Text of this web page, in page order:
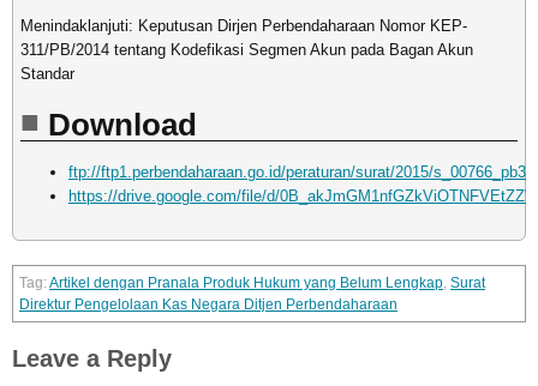
Menindaklanjuti: Keputusan Dirjen Perbendaharaan Nomor KEP-
311/PB/2014 tentang Kodefikasi Segmen Akun pada Bagan Akun
Standar
Download
ftp://ftp1.perbendaharaan.go.id/peraturan/surat/2015/
https://drive.google.com/file/d/
Artikel dengan Pranala Produk Hukum yang Belum Lengkap, Surat
Direktur Pengelolaan Kas Negara Ditjen Perbendaharaan
Leave a Reply